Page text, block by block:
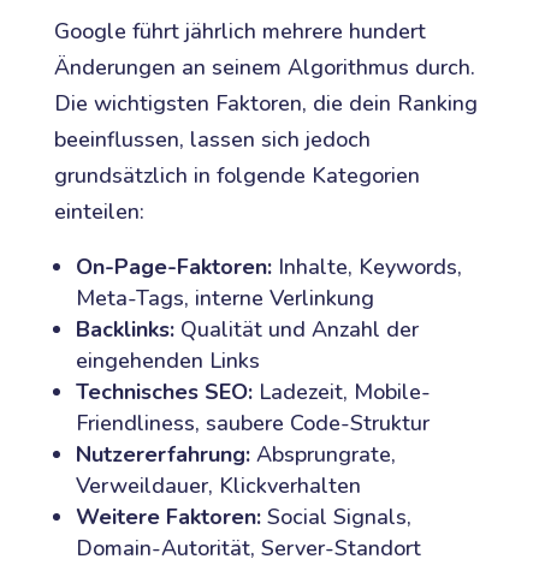
Google führt jährlich mehrere hundert
Änderungen an seinem Algorithmus durch.
Die wichtigsten Faktoren, die dein Ranking
beeinflussen, lassen sich jedoch
grundsätzlich in folgende Kategorien
einteilen:
On-Page-Faktoren:Inhalte, Keywords,
Meta-Tags, interne Verlinkung
Backlinks:Qualität und Anzahl der
eingehenden Links
Technisches SEO:Ladezeit, Mobile-
Friendliness, saubere Code-Struktur
Nutzererfahrung:Absprungrate,
Verweildauer, Klickverhalten
Weitere Faktoren:Social Signals,
Domain-Autorität, Server-Standort